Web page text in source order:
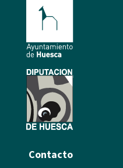
Contacto